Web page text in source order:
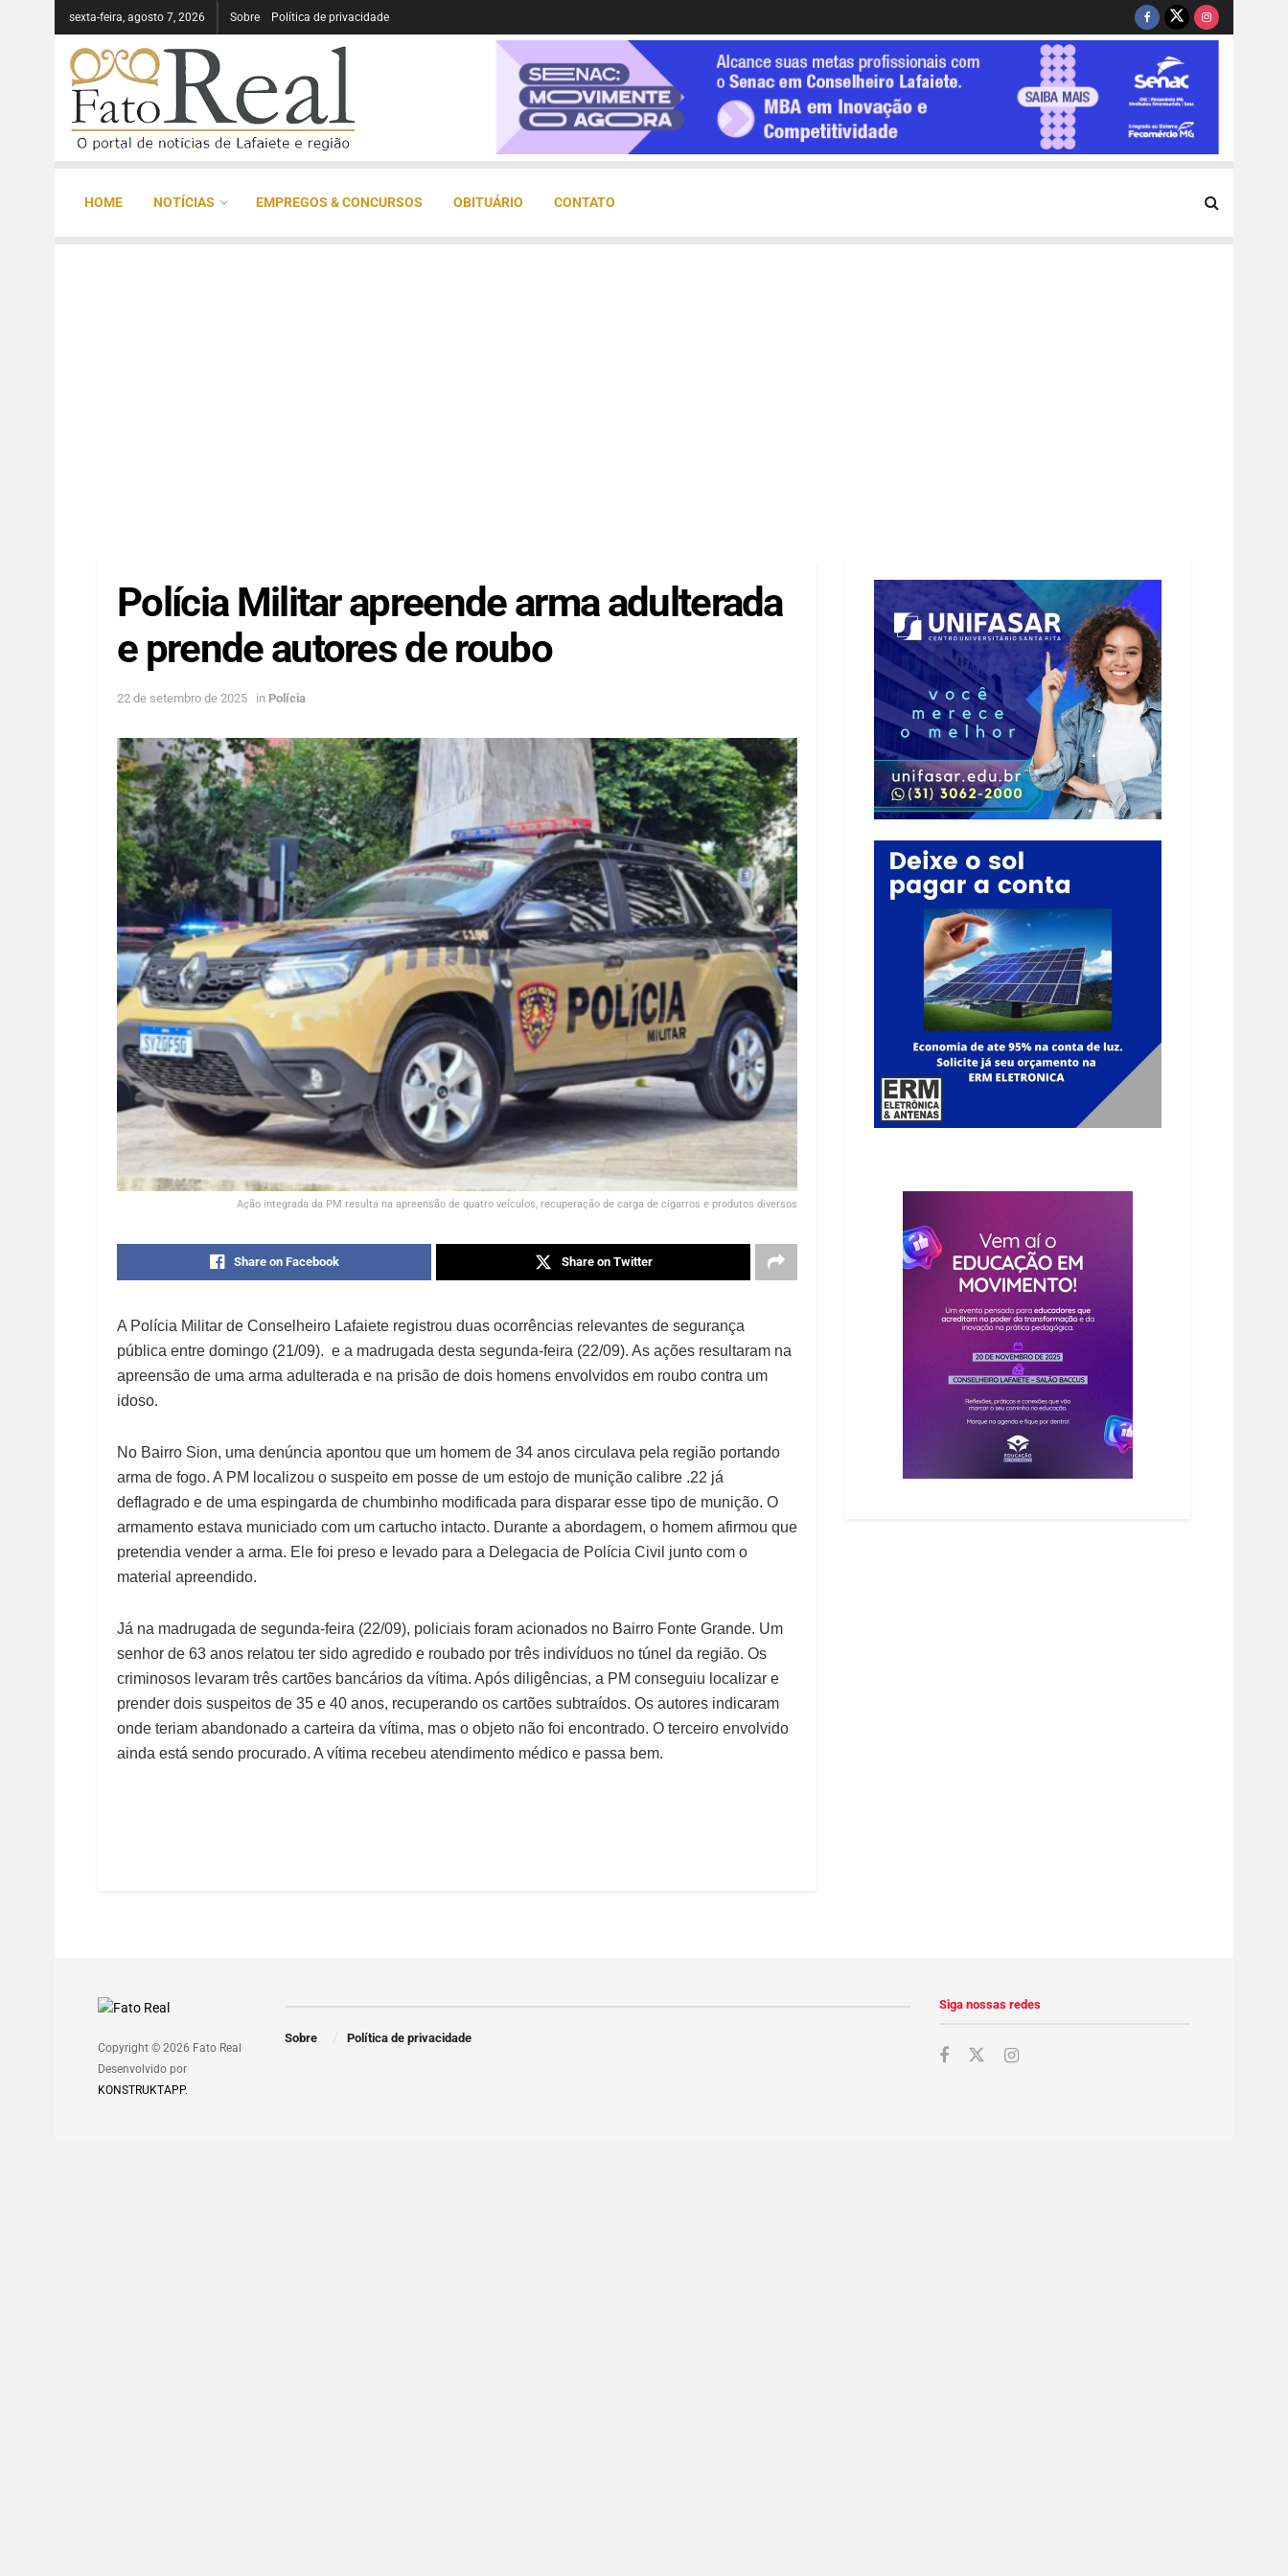
sexta-feira, agosto 7, 2026 Sobre Política de privacidade
HOME NOTÍCIAS EMPREGOS & CONCURSOS OBITUÁRIO CONTATO
Polícia Militar apreende arma adulterada
e prende autores de roubo
22 de setembro de 2025 in Polícia
Ação integrada da PM resulta na apreensão de quatro veículos, recuperação de carga de cigarros e produtos diversos
Share on Facebook Share on Twitter
A Polícia Militar de Conselheiro Lafaiete registrou duas ocorrências relevantes de segurança
pública entre domingo (21/09). e a madrugada desta segunda-feira (22/09). As ações resultaram na
apreensão de uma arma adulterada e na prisão de dois homens envolvidos em roubo contra um
idoso.
No Bairro Sion, uma denúncia apontou que um homem de 34 anos circulava pela região portando
arma de fogo. A PM localizou o suspeito em posse de um estojo de munição calibre .22 já
deflagrado e de uma espingarda de chumbinho modificada para disparar esse tipo de munição. O
armamento estava municiado com um cartucho intacto. Durante a abordagem, o homem afirmou que
pretendia vender a arma. Ele foi preso e levado para a Delegacia de Polícia Civil junto com o
material apreendido.
Já na madrugada de segunda-feira (22/09), policiais foram acionados no Bairro Fonte Grande. Um
senhor de 63 anos relatou ter sido agredido e roubado por três indivíduos no túnel da região. Os
criminosos levaram três cartões bancários da vítima. Após diligências, a PM conseguiu localizar e
prender dois suspeitos de 35 e 40 anos, recuperando os cartões subtraídos. Os autores indicaram
onde teriam abandonado a carteira da vítima, mas o objeto não foi encontrado. O terceiro envolvido
ainda está sendo procurado. A vítima recebeu atendimento médico e passa bem.
Copyright © 2026 Fato Real
Desenvolvido por
KONSTRUKTAPP.
Sobre Política de privacidade
Siga nossas redes